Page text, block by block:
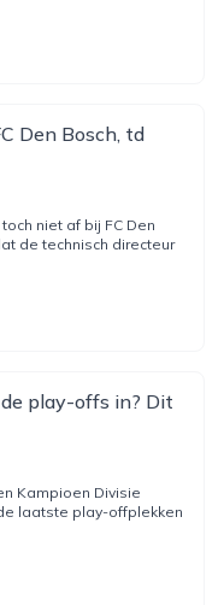
Den Bosch, td
niet af bij FC Den
de technisch directeur
play-offs in? Dit
Kampioen Divisie
laatste play-offplekken